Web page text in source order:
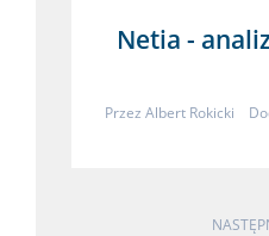
Netia -
Przez Albert Rokicki